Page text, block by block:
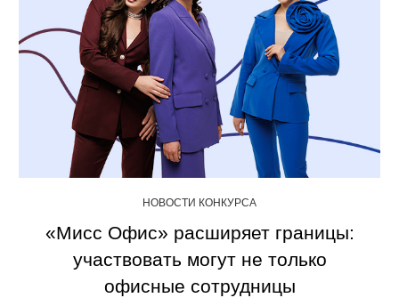
НОВОСТИ КОНКУРСА
«Мисс Офис» расширяет границы:
участвовать могут не только
офисные сотрудницы